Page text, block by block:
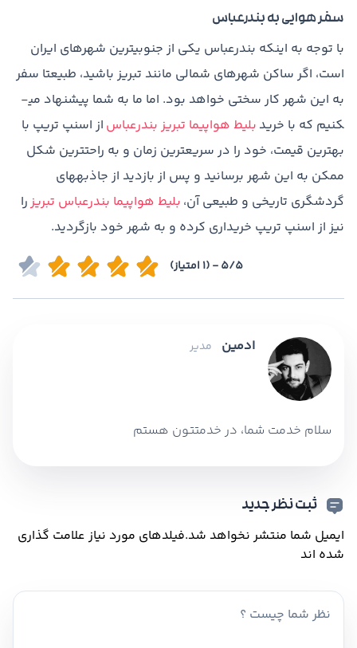
سفر هوایی به بندرعباس
با توجه به اینکه بندرعباس یکی از جنوبی­ترین شهرهای ایران
است، اگر ساکن شهرهای شمالی مانند تبریز باشید، طبیعتا سفر
به این شهر کار سختی خواهد بود. اما ما به شما پیشنهاد می­
کنیم که با خرید بلیط هواپیما تبریز بندرعباس از اسنپ تریپ با
بهترین قیمت، خود را در سریع­ترین زمان و به راحت­ترین شکل
ممکن به این شهر برسانید و پس از بازدید از جاذبه­های
گردشگری تاریخی و طبیعی آن، بلیط هواپیما بندرعباس تبریزرا
نیز از اسنپ تریپ خریداری کرده و به شهر خود بازگردید.
5/5 - (1 امتیاز)
ادمین مدیر
سلام خدمت شما، در خدمتتون هستم
ثبت نظر جدید
ایمیل شما منتشر نخواهد شد.فیلدهای مورد نیاز علامت گذاری
شده اند